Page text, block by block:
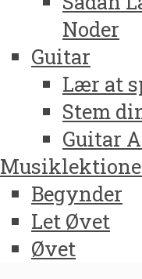
Noder
Guitar
Lær at
Stem
Guitar
Begynder
Let Øvet
Øvet